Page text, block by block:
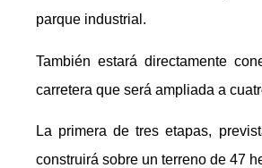
parque industrial.
También estará directamente
carretera que será ampliada a
La primera de tres etapas,
construirá sobre un terreno de 47